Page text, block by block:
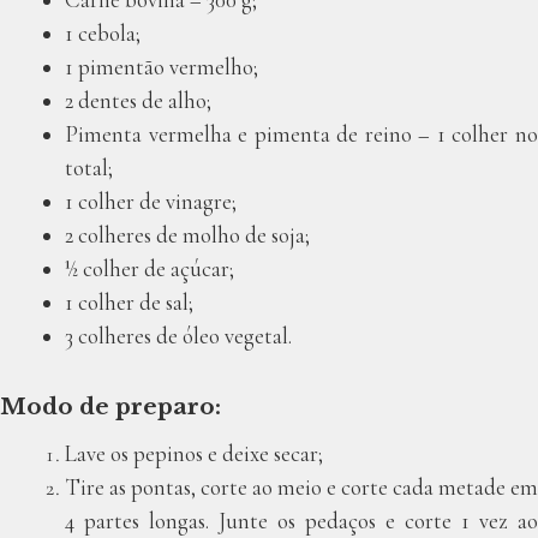
1 cebola;
1 pimentão vermelho;
2 dentes de alho;
Pimenta vermelha e pimenta de reino – 1 colher no
total;
1 colher de vinagre;
2 colheres de molho de soja;
½ colher de açúcar;
1 colher de sal;
3 colheres de óleo vegetal.
Modo de preparo:
Lave os pepinos e deixe secar;
Tire as pontas, corte ao meio e corte cada metade em
4 partes longas. Junte os pedaços e corte 1 vez ao